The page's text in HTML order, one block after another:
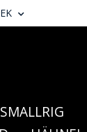
SMALLRIG